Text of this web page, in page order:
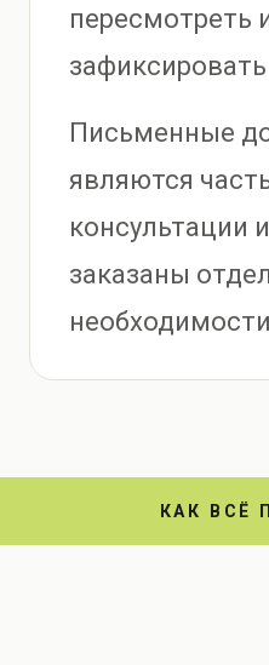
Письменные
являются
консультации
заказаны
КАК ВСЁ